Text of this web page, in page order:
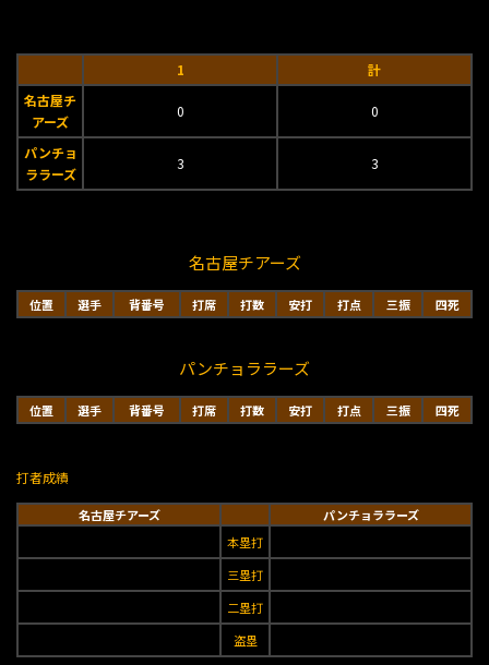
1
計
名古屋チ
アーズ
0 0
パンチョ
ララーズ
3 3
名古屋チアーズ
位置 選手 背番号 打席 打数 安打 打点 三振 四死
打者成績
名古屋チアーズ
パンチョララーズ
本塁打
三塁打
二塁打
盗塁
パンチョララーズ
位置 選手 背番号 打席 打数 安打 打点 三振 四死